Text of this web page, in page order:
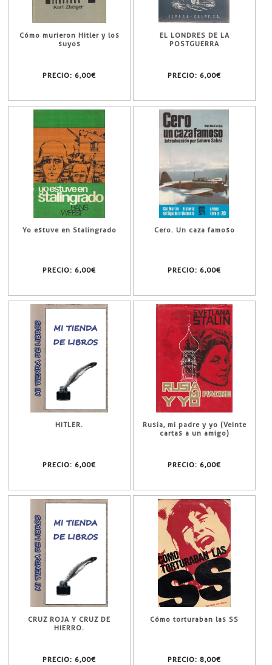
Cómo murieron Hitler y los
suyos
PRECIO: 6,00€
EL LONDRES DE LA
POSTGUERRA
PRECIO: 6,00€
Yo estuve en Stalingrado
PRECIO: 6,00€
Cero. Un caza famoso
PRECIO: 6,00€
HITLER.
PRECIO: 6,00€
Rusia, mi padre y yo (Veinte
cartas a un amigo)
PRECIO: 6,00€
CRUZ ROJA Y CRUZ DE
HIERRO.
PRECIO: 6,00€
Cómo torturaban las SS
PRECIO: 8,00€